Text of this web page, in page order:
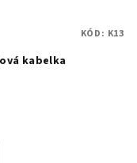
kabelka
KÓD: K13